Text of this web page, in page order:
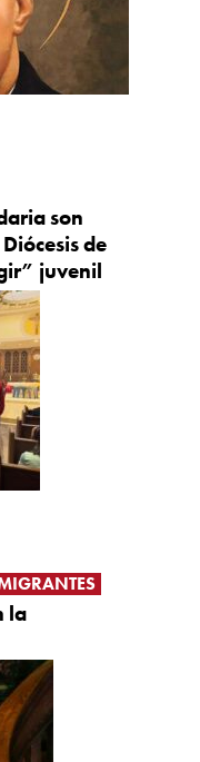
son
de
juvenil
la